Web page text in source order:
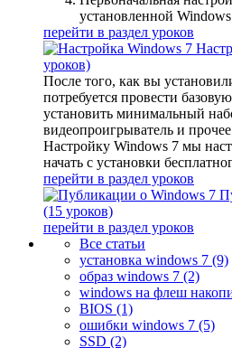
установленной
перейти в раздел уроков
уроков)
После того, как вы
потребуется провести
установить минимальный
видеопроигрыватель и
Настройку Windows 7 мы
начать с установки
перейти в раздел уроков
(15 уроков)
перейти в раздел уроков
Все статьи
установка windows 7 (9)
образ windows 7 (2)
windows на флеш
BIOS (1)
ошибки windows 7 (5)
SSD (2)